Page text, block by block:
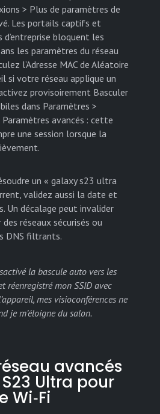
> Plus de paramètres de
Les portails captifs et
bloquent les
les paramètres du réseau
l’Adresse MAC de Aléatoire
si votre réseau applique un
provisoirement Basculer
dans Paramètres >
Paramètres avancés : cette
une session lorsque la
un « galaxy s23 ultra
validez aussi la date et
Un décalage peut invalider
réseaux sécurisés ou
DNS filtrants.
la bascule auto vers les
réenregistré mon SSID avec
mes visioconférences ne
je m’éloigne du salon.
avancés
Ultra pour
Wi‑Fi